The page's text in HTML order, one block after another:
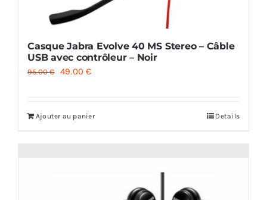
Casque Jabra Evolve 40 MS Stereo – Câble
USB avec contrôleur – Noir
95.00€
Le
était :
49.00€Le
est :
Ajouter au panier Details